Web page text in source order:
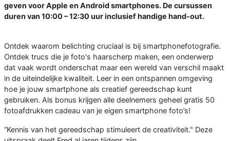
geven voor Apple en Android smartphones. De cursussen
duren van 10:00 – 12:30 uur inclusief handige hand-out.
Ontdek waarom belichting cruciaal is bij smartphonefotografie.
Ontdek trucs die je foto's haarscherp maken, een onderwerp
dat vaak wordt onderschat maar een wereld van verschil maakt
in de uiteindelijke kwaliteit. Leer in een ontspannen omgeving
hoe je jouw smartphone als creatief gereedschap kunt
gebruiken. Als bonus krijgen alle deelnemers geheel gratis 50
fotoafdrukken cadeau van je eigen smartphone foto’s!
“Kennis van het gereedschap stimuleert de creativiteit." Deze